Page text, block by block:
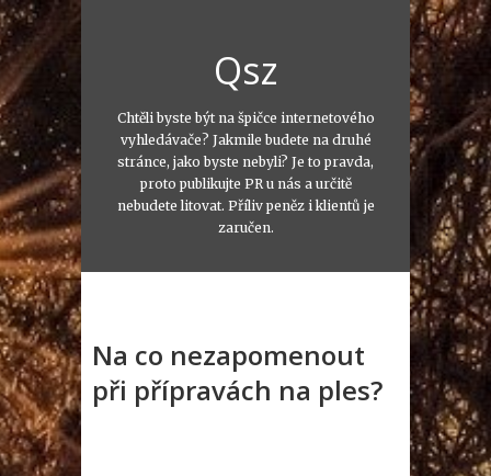
Qsz
Chtěli byste být na špičce internetového
vyhledávače? Jakmile budete na druhé
stránce, jako byste nebyli? Je to pravda,
proto publikujte PR u nás a určitě
nebudete litovat. Příliv peněz i klientů je
zaručen.
Na co nezapomenout
při přípravách na ples?